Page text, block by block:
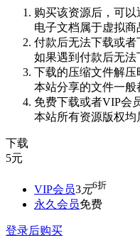
购买该资源后，可以
电子文档属于虚拟
付款后无法下载或者
如果遇到付款后无法
下载的压缩文件解压
本站分享的文件一般
免费下载或者VIP会
本站所有资源版权均
下载
5元
VIP会员3元6折
永久会员免费
登录后购买